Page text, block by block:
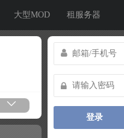
大型MOD 租服务器
登录